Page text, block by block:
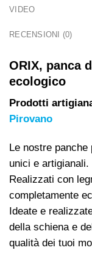
VIDEO
RECENSIONI (0)
ORIX, panca
ecologico
Prodotti
Pirovano
Le nostre
unici e artigianali.
Realizzati con
completamente
Ideate e
della schiena e
qualità dei tuoi